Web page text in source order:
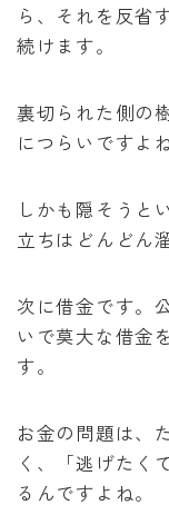
ら、それを反省
続けます。
裏切られた側の
につらいですよね
しかも隠そうと
立ちはどんどん
次に借金です。
いで莫大な借金
す。
お金の問題は、
く、「逃げたく
るんですよね。